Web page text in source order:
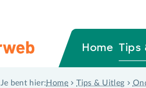
Home Tips
Je bent hier: Home Tips & Uitleg